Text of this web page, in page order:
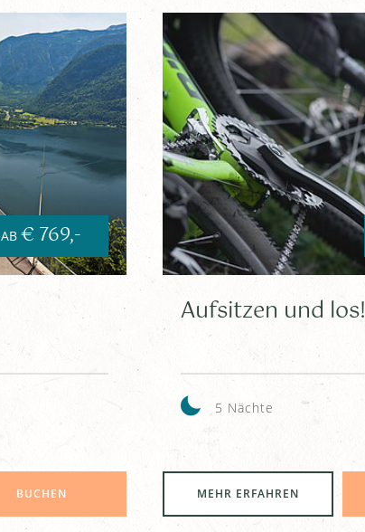
AB€ 769,-
BUCHEN
Aufsitzen und los!
5 Nächte
MEHR ERFAHREN